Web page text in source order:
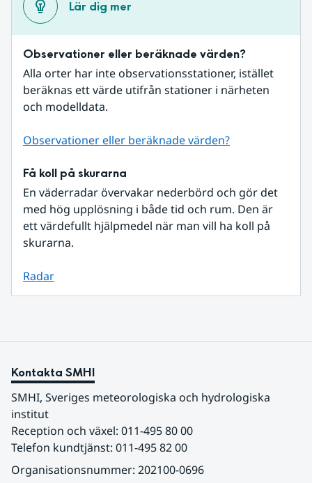
Lär dig mer
Observationer eller beräknade värden?
Alla orter har inte observationsstationer, istället
beräknas ett värde utifrån stationer i närheten
och modelldata.
Observationer eller beräknade värden?
Få koll på skurarna
En väderradar övervakar nederbörd och gör det
med hög upplösning i både tid och rum. Den är
ett värdefullt hjälpmedel när man vill ha koll på
skurarna.
Radar
Kontakta SMHI
SMHI, Sveriges meteorologiska och hydrologiska
institut
Reception och växel: 011-495 80 00
Telefon kundtjänst: 011-495 82 00
Organisationsnummer: 202100-0696